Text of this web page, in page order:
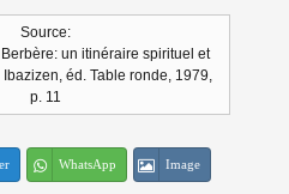
Source:
un itinéraire spirituel et
éd. Table ronde, 1979,
p. 11
WhatsApp Image